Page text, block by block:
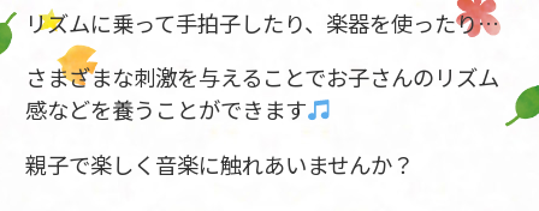
リズムに乗って手拍子したり、楽器を使ったり…
さまざまな刺激を与えることでお子さんのリズム
感などを養うことができます
親子で楽しく音楽に触れあいませんか？